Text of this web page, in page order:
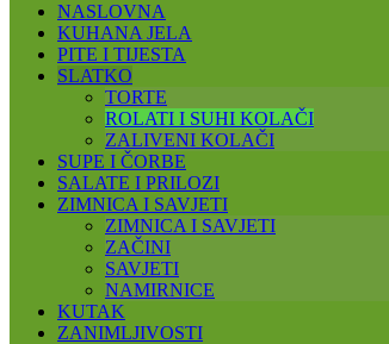
NASLOVNA
KUHANA JELA
PITE I TIJESTA
SLATKO
TORTE
ROLATI I SUHI KOLAČI
ZALIVENI KOLAČI
SUPE I ČORBE
SALATE I PRILOZI
ZIMNICA I SAVJETI
ZIMNICA I SAVJETI
ZAČINI
SAVJETI
NAMIRNICE
KUTAK
ZANIMLJIVOSTI